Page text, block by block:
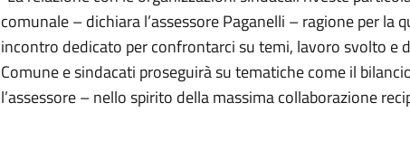
comunale – dichiara l’assessore Paganelli – ragione per la
incontro dedicato per confrontarci su temi, lavoro svolto e
Comune e sindacati proseguirà su tematiche come il
l’assessore – nello spirito della massima collaborazione